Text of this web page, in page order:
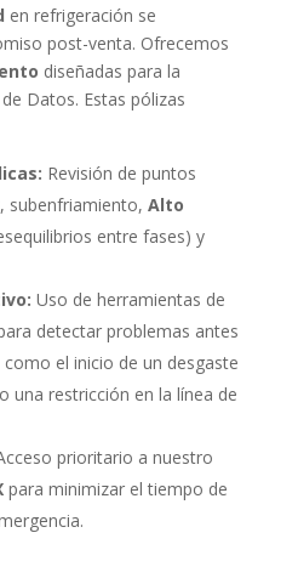
en refrigeración se
post-venta. Ofrecemos
diseñadas para la
Datos. Estas pólizas
Revisión de puntos
subenfriamiento, Alto
entre fases) y
Uso de herramientas de
detectar problemas antes
el inicio de un desgaste
o una restricción en la línea de
prioritario a nuestro
para minimizar el tiempo de